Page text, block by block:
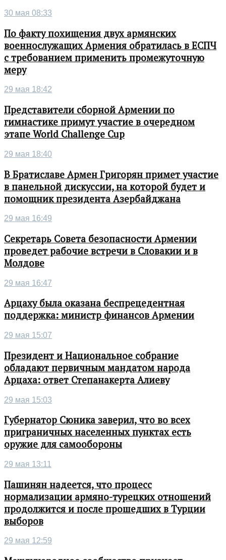
30 мая 08:33
По факту похищения двух армянских
военнослужащих Армения обратилась в ЕСПЧ
с требованием применить промежуточную
меру
29 мая 18:42
Представители сборной Армении по
гимнастике примут участие в очередном
этапе World Challenge Cup
29 мая 18:40
В Братиславе Армен Григорян примет участие
в панельной дискуссии, на которой будет и
помощник президента Азербайджана
29 мая 16:49
Секретарь Совета безопасности Армении
проведет рабочие встречи в Словакии и в
Молдове
29 мая 16:47
Арцаху была оказана беспрецедентная
поддержка: министр финансов Армении
29 мая 15:07
Президент и Национальное собрание
обладают первичным мандатом народа
Арцаха: ответ Степанакерта Алиеву
29 мая 15:03
Губернатор Сюника заверил, что во всех
приграничных населенных пунктах есть
оружие для самообороны
29 мая 13:11
Пашинян надеется, что процесс
нормализации армяно-турецких отношений
продолжится и после прошедших в Турции
выборов
29 мая 12:59